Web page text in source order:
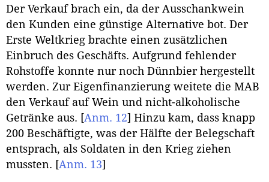
Der Verkauf brach ein, da der Ausschankwein
den Kunden eine günstige Alternative bot. Der
Erste Weltkrieg brachte einen zusätzlichen
Einbruch des Geschäfts. Aufgrund fehlender
Rohstoffe konnte nur noch Dünnbier hergestellt
werden. Zur Eigenfinanzierung weitete die MAB
den Verkauf auf Wein und nicht-alkoholische
Getränke aus. [Anm. 12] Hinzu kam, dass knapp
200 Beschäftigte, was der Hälfte der Belegschaft
entsprach, als Soldaten in den Krieg ziehen
mussten. [Anm. 13]